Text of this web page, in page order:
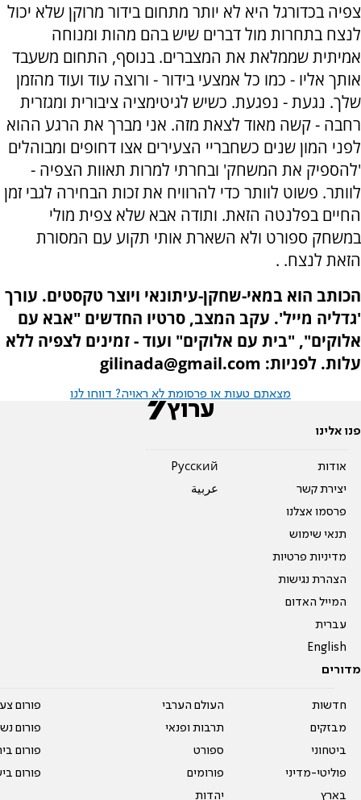
צפיה בכדורגל היא לא יותר מתחום בידור מרוקן שלא יכול
לנצח בתחרות מול דברים שיש בהם מהות ומנוחה
אמיתית שממלאת את המצברים. בנוסף, התחום משעבד
אותך אליו - כמו כל אמצעי בידור - ורוצה עוד ועוד מהזמן
שלך. נגעת - נפגעת. כשיש לגיטימציה ציבורית ומגזרית
רחבה - קשה מאוד לצאת מזה. אני מברך את הרגע ההוא
לפני המון שנים כשחבריי הצעירים אצו דחופים ומבוהלים
'להספיק את המשחק' ובחרתי למרות תאוות הצפיה -
לוותר. פשוט לוותר כדי להרוויח את זכות הבחירה לגבי זמן
החיים בפלנטה הזאת. ותודה אבא שלא צפית מולי
במשחק ספורט ולא השארת אותי תקוע עם המסורת
הזאת לנצח. .
הכותב הוא במאי-שחקן-עיתונאי ויוצר טקסטים. עורך
'גדליה מייל'. עקב המצב, סרטיו החדשים "אבא עם
אלוקים", "בית עם אלוקים" ועוד - זמינים לצפיה ללא
עלות. לפניות: gilinada@gmail.com
מצאתם טעות או פרסומת לא ראויה? דווחו לנו
פנו אלינו
אודות
יצירת קשר
פרסמו אצלנו
תנאי שימוש
מדיניות פרטיות
הצהרת נגישות
המייל האדום
עברית
English
Pусский
عربية
מדורים
חדשות
מבזקים
ביטחוני
פוליטי-מדיני
בארץ
העולם הערבי
תרבות ופנאי
ספורט
פורומים
יהדות
פורום
פורום
פורום
פורום